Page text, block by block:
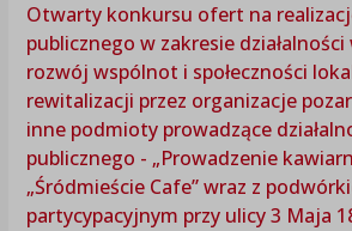
Otwarty konkursu ofert na
publicznego w zakresie
rozwój wspólnot i społeczności
rewitalizacji przez organizacje
inne podmioty prowadzące
publicznego - „Prowadzenie
„Śródmieście Cafe” wraz z
partycypacyjnym przy ulicy 3 Maja